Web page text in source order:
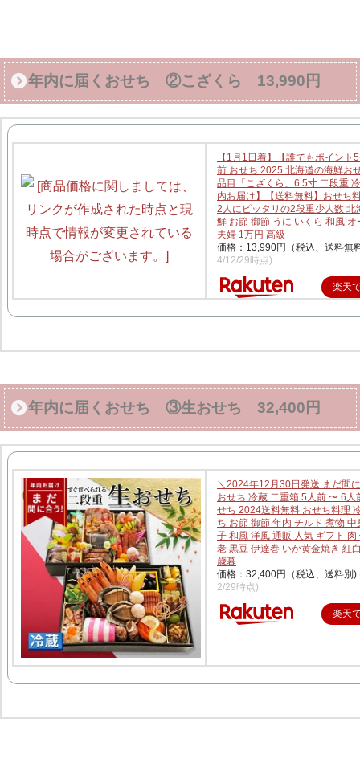
年内に届くおせち ②こざくら 13,990円
【1月1日着】【誰でもポイント
前 おせち 2025 北海道の海鮮お
品目「こざくら」6.5寸 二段重
内お届け】【送料無料】おせち
2人にピッタリの2段重少人数 北
鮮 お節 御節 うに いくら 和風 オ
夫婦 1万円 高級
価格：13,990円（税込、送料無
4/12/29時点)
楽天
年内に届くおせち ③生おせち 32,400円
＼2024年12月30日発送 まだ間
おせち 冷蔵 二重箱 5人前 〜 6人
せち 2024送料無料 おせち料理
ち お節 御節 年内 チルド 煮物 中
子 和風 洋風 通販 人気 ギフト 肉
老 黒豆 伊達巻 いか黄金焼き 紅
歳暮
価格：32,400円（税込、送料別)
2/29時点)
楽天